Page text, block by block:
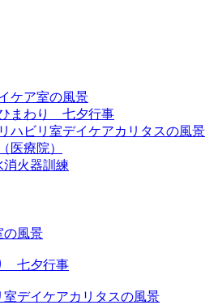
の風景
七夕行事
室デイケアカリタスの風景